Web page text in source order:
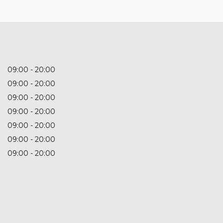
09:00
20:00
09:00
20:00
09:00
20:00
09:00
20:00
09:00
20:00
09:00
20:00
09:00
20:00